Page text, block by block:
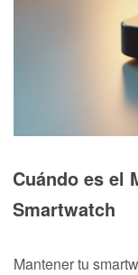
Cuándo es el
Smartwatch
Mantener tu